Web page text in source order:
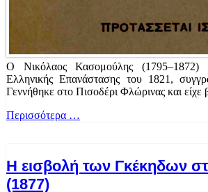
Ο Νικόλαος Κασομούλης (1795–1872)
Ελληνικής Επανάστασης του 1821,
Γεννήθηκε στο Πισοδέρι Φλώρινας και είχε
Περισσότερα …
Η εισβολή των Γκέκηδων
(1877)